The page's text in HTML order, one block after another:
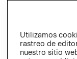
Utilizamos
rastreo de
nuestro sitio